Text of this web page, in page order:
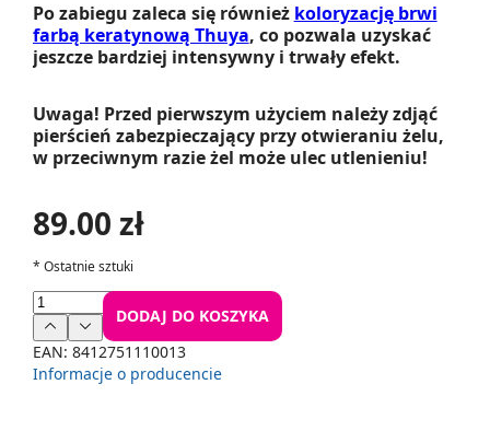
Po zabiegu zaleca się również koloryzację brwi
farbą keratynową Thuya, co pozwala uzyskać
jeszcze bardziej intensywny i trwały efekt.
Uwaga! Przed pierwszym użyciem należy zdjąć
pierścień zabezpieczający przy otwieraniu żelu,
w przeciwnym razie żel może ulec utlenieniu!
89.00 zł
* Ostatnie sztuki
DODAJ DO KOSZYKA
EAN: 8412751110013
Informacje o producencie